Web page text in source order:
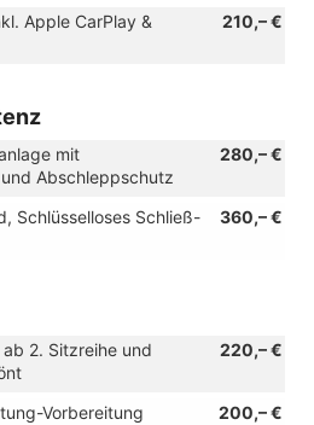
210,– €
Apple CarPlay &
280,– €
mit
Abschleppschutz
360,– €
Schlüsselloses Schließ-
220,– €
2. Sitzreihe und
200,– €
Vorbereitung